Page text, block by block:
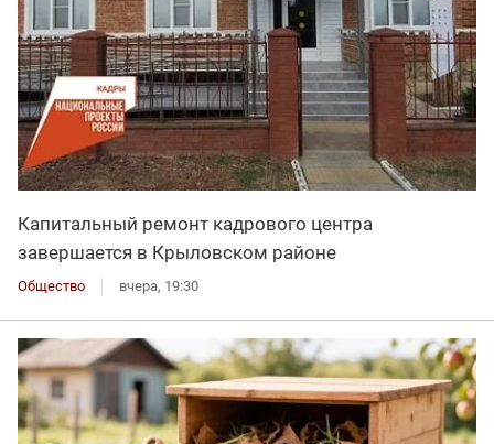
Капитальный ремонт кадрового центра
завершается в Крыловском районе
Общество вчера, 19:30